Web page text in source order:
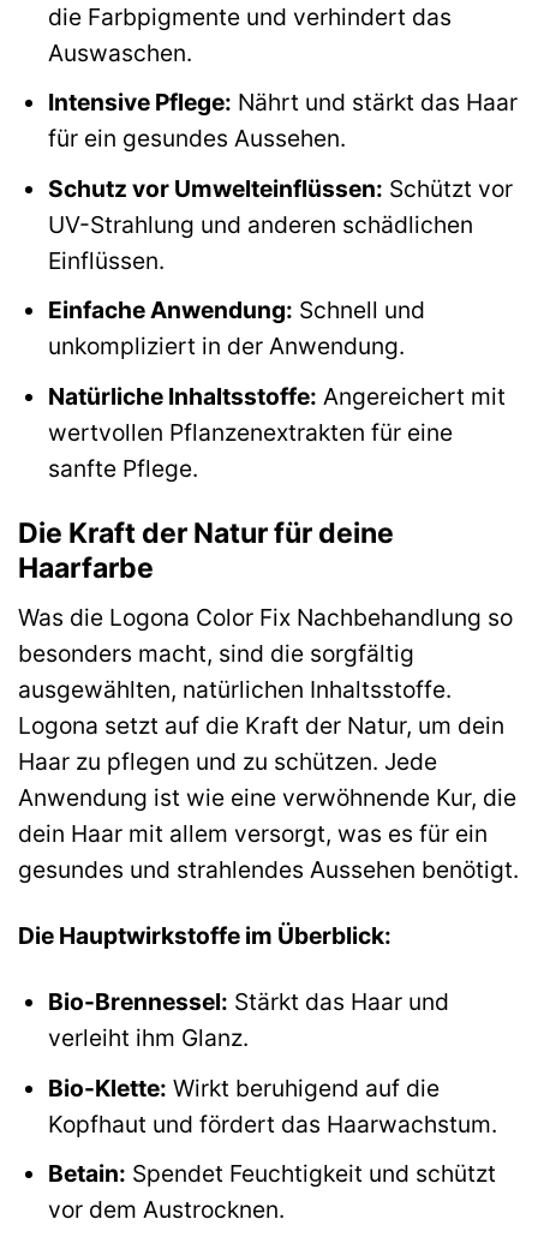
die Farbpigmente und verhindert das
Auswaschen.
Intensive Pflege: Nährt und stärkt das Haar
für ein gesundes Aussehen.
Schutz vor Umwelteinflüssen: Schützt vor
UV-Strahlung und anderen schädlichen
Einflüssen.
Einfache Anwendung: Schnell und
unkompliziert in der Anwendung.
Natürliche Inhaltsstoffe: Angereichert mit
wertvollen Pflanzenextrakten für eine
sanfte Pflege.
Die Kraft der Natur für deine
Haarfarbe
Was die Logona Color Fix Nachbehandlung so
besonders macht, sind die sorgfältig
ausgewählten, natürlichen Inhaltsstoffe.
Logona setzt auf die Kraft der Natur, um dein
Haar zu pflegen und zu schützen. Jede
Anwendung ist wie eine verwöhnende Kur, die
dein Haar mit allem versorgt, was es für ein
gesundes und strahlendes Aussehen benötigt.
Die Hauptwirkstoffe im Überblick:
Bio-Brennessel: Stärkt das Haar und
verleiht ihm Glanz.
Bio-Klette: Wirkt beruhigend auf die
Kopfhaut und fördert das Haarwachstum.
Betain: Spendet Feuchtigkeit und schützt
vor dem Austrocknen.